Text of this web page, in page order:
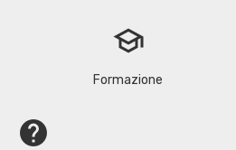
school
Formazione
help